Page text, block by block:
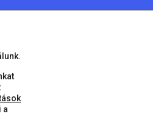
Város • Minden jog fenntartva!
a